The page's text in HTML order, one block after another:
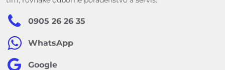
0905 26 26 35
WhatsApp
Google